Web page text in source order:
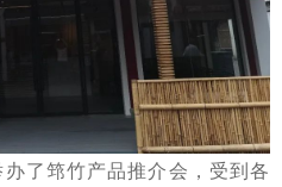
了筇竹产品推介会，受到各